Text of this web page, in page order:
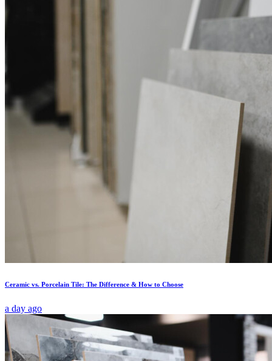
Ceramic vs. Porcelain Tile: The Difference & How to Choose
a day ago